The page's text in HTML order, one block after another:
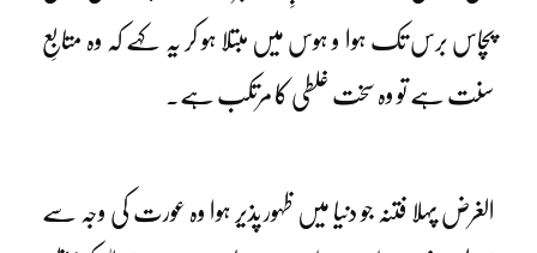
پچاس برس تک ہوا و ہوس میں مبتلا ہو کر یہ کہے کہ وہ متابعِ
سنت ہے تو وہ سخت غلطی کا مرتکب ہے۔
الغرض پہلا فتنہ جو دنیا میں ظہور پذیر ہوا وہ عورت کی وجہ سے